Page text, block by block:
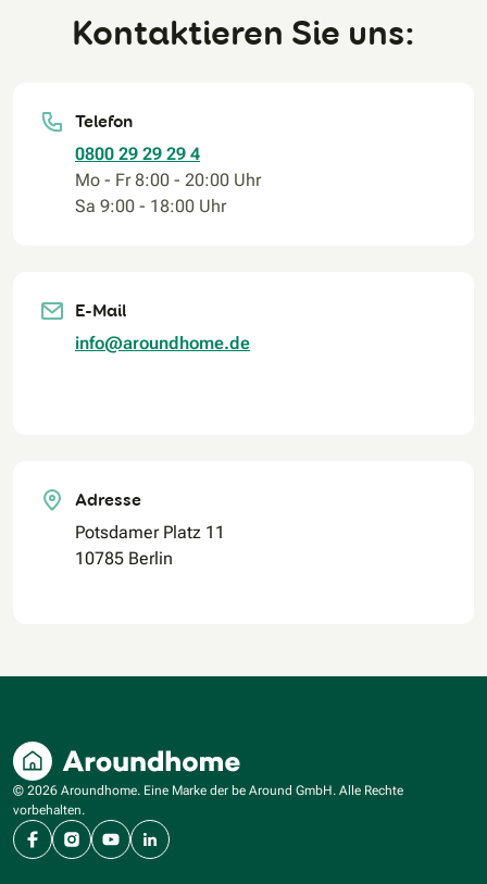
Kontaktieren Sie uns:
Telefon
0800 29 29 29 4
Mo - Fr 8:00 - 20:00 Uhr
Sa 9:00 - 18:00 Uhr
E-Mail
info@aroundhome.de
Adresse
Potsdamer Platz 11
10785 Berlin
© 2026 Aroundhome. Eine Marke der be Around GmbH. Alle Rechte
vorbehalten.
FacebookInstagram
YouTubeLinkedIn